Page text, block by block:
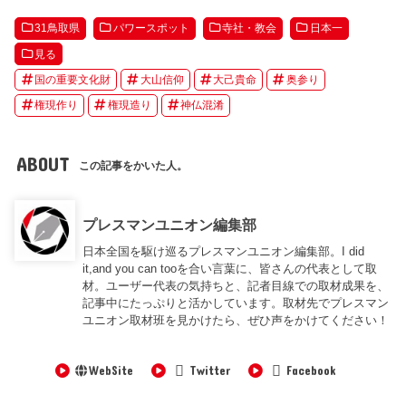
31鳥取県 パワースポット 寺社・教会 日本一
見る
国の重要文化財 大山信仰 大己貴命 奥参り
権現作り 権現造り 神仏混淆
ABOUT この記事をかいた人。
プレスマンユニオン編集部
日本全国を駆け巡るプレスマンユニオン編集部。I did
it,and you can tooを合い言葉に、皆さんの代表として取
材。ユーザー代表の気持ちと、記者目線での取材成果を、
記事中にたっぷりと活かしています。取材先でプレスマン
ユニオン取材班を見かけたら、ぜひ声をかけてください！
WebSite Twitter Facebook